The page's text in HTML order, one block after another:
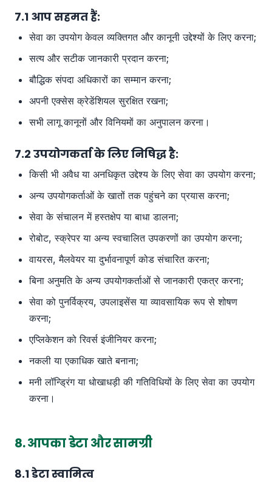
7.1 आप सहमत हैं:
सेवा का उपयोग केवल व्यक्तिगत और कानूनी उद्देश्यों के लिए करना;
सत्य और सटीक जानकारी प्रदान करना;
बौद्धिक संपदा अधिकारों का सम्मान करना;
अपनी एक्सेस क्रेडेंशियल सुरक्षित रखना;
सभी लागू कानूनों और विनियमों का अनुपालन करना।
7.2 उपयोगकर्ता के लिए निषिद्ध है:
किसी भी अवैध या अनधिकृत उद्देश्य के लिए सेवा का उपयोग करना;
अन्य उपयोगकर्ताओं के खातों तक पहुंचने का प्रयास करना;
सेवा के संचालन में हस्तक्षेप या बाधा डालना;
रोबोट, स्क्रेपर या अन्य स्वचालित उपकरणों का उपयोग करना;
वायरस, मैलवेयर या दुर्भावनापूर्ण कोड संचारित करना;
बिना अनुमति के अन्य उपयोगकर्ताओं से जानकारी एकत्र करना;
सेवा को पुनर्विक्रय, उपलाइसेंस या व्यावसायिक रूप से शोषण
करना;
एप्लिकेशन को रिवर्स इंजीनियर करना;
नकली या एकाधिक खाते बनाना;
मनी लॉन्ड्रिंग या धोखाधड़ी की गतिविधियों के लिए सेवा का उपयोग
करना।
8. आपका डेटा और सामग्री
8.1 डेटा स्वामित्व